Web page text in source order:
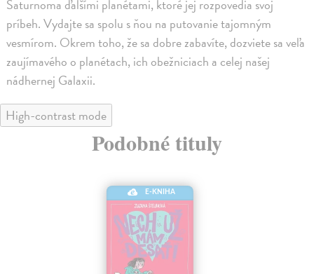
Saturnoma ďalšími planétami, ktoré jej rozpovedia svoj
príbeh. Vydajte sa spolu s ňou na putovanie tajomným
vesmírom. Okrem toho, že sa dobre zabavíte, dozviete sa veľa
zaujímavého o planétach, ich obežniciach a celej našej
nádhernej Galaxii.
High-contrast mode
Podobné tituly
E-KNIHA